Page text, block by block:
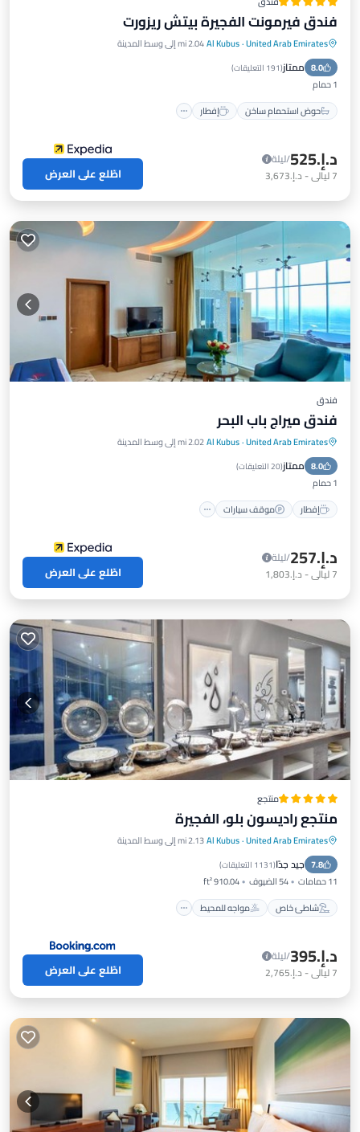
فندق فيرمونت الفجيرة بيتش ريزورت
United Arab Emirates
·
Al Kubus2.04 mi إلى وسط المدينة
8.0 ممتاز(191 التعليقات )
1 حمام
حوض استحمام ساخن
إفطار
حوض استحمام ساخن
إفطار
موقف سيارات
د.إ.‏525
/ليلة
7ليالي- د.إ.‏3,673 اطّلع على العرض
فندق
فندق ميراج باب البحر
United Arab Emirates
·
Al Kubus2.02 mi إلى وسط المدينة
8.0 ممتاز(20 التعليقات )
1 حمام
إفطار
موقف سيارات
إفطار
د.إ.‏257
/ليلة
7ليالي- د.إ.‏1,803 اطّلع على العرض
منتجع
منتجع راديسون بلو، الفجيرة
United Arab Emirates
·
Al Kubus2.13 mi إلى وسط المدينة
7.8 جيد جدًا(1131 التعليقات )
11 حمامات 54 الضيوف
910.04 ft²
شاطئ خاص
مواجه للمحيط
شاطئ خاص مواجه للمحيط
إفطار
موقف سيارات
د.إ.‏395
/ليلة
7ليالي- د.إ.‏2,765 اطّلع على العرض